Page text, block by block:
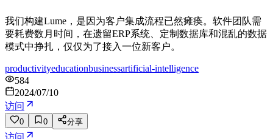
我们构建Lume，是因为客户集成流程已然瘫痪。软件团队需
要耗费数月时间，在遗留ERP系统、定制数据库和混乱的数据
模式中挣扎，仅仅为了接入一位新客户。
productivityeducationbusinessartificial-intelligence
584
2024/07/10
访问
0 0 分享
访问